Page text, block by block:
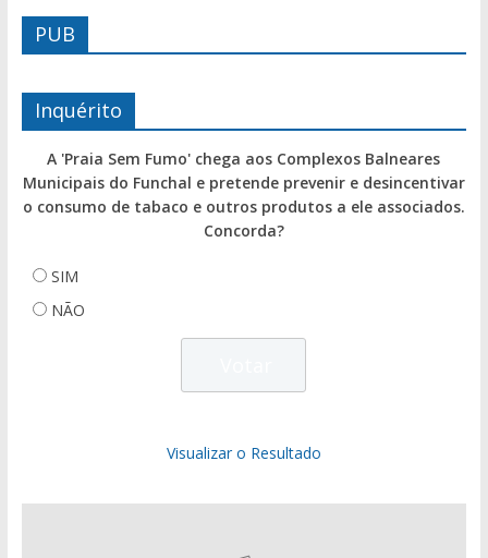
PUB
Inquérito
A 'Praia Sem Fumo' chega aos Complexos Balneares
Municipais do Funchal e pretende prevenir e desincentivar
o consumo de tabaco e outros produtos a ele associados.
Concorda?
SIM
NÃO
Visualizar o Resultado